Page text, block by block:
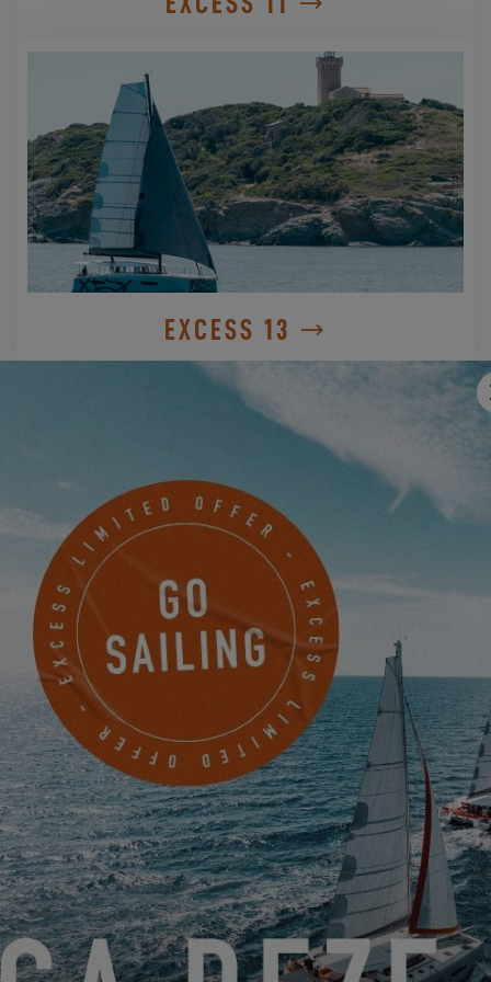
EXCESS 13
VEREINBAREN SIE JETZT EINEN
TERMIN, UM DABEI ZU SEIN
SOUTHWEST YACHT SALES - PUNTA
GORDA
3190B MATECUMBE KEY ROAD
PUNTA GORDA, USA
EINEN TERMIN VEREINBAREN
SOUTHWEST YACHT SALES- PALMETTO